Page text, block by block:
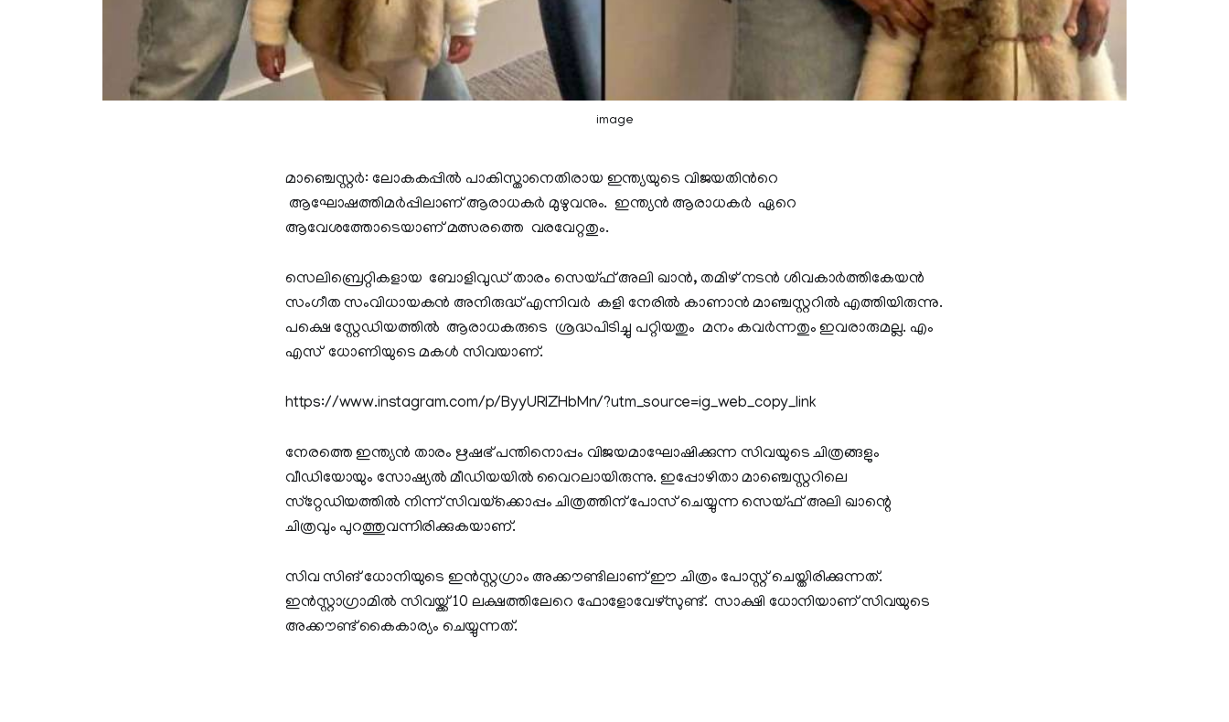
image
മാഞ്ചെസ്റ്റര്‍: ലോകകപ്പില്‍ പാകിസ്താനെതിരായ ഇന്ത്യയുടെ വിജയതിന്‍റെ
ആഘോഷത്തിമർപ്പിലാണ് ആരാധകർ മുഴുവനും. ഇന്ത്യൻ ആരാധകർ ഏറെ
ആവേശത്തോടെയാണ് മത്സരത്തെ വരവേറ്റതും.
സെലിബ്രെറ്റികളായ ബോളിവുഡ് താരം സെയ്ഫ് അലി ഖാന്‍, തമിഴ് നടന്‍ ശിവകാര്‍ത്തികേയന്‍
സംഗീത സംവിധായകന്‍ അനിരുദ്ധ് എന്നിവർ കളി നേരിൽ കാണാൻ മാഞ്ചസ്റ്ററിൽ എത്തിയിരുന്നു.
പക്ഷെ സ്റ്റേഡിയത്തിൽ ആരാധകരുടെ ശ്രദ്ധപിടിച്ചു പറ്റിയതും മനം കവർന്നതും ഇവരാരുമല്ല. എം
എസ് ധോണിയുടെ മകൾ സിവയാണ്.
https://www.instagram.com/p/ByyURlZHbMn/?utm_source=ig_web_copy_link
നേരത്തെ ഇന്ത്യന്‍ താരം ഋഷഭ് പന്തിനൊപ്പം വിജയമാഘോഷിക്കുന്ന സിവയുടെ ചിത്രങ്ങളും
വീഡിയോയും സോഷ്യല്‍ മീഡിയയില്‍ വൈറലായിരുന്നു. ഇപ്പോഴിതാ മാഞ്ചെസ്റ്ററിലെ
സ്‌റ്റേഡിയത്തില്‍ നിന്ന് സിവയ്‌ക്കൊപ്പം ചിത്രത്തിന് പോസ് ചെയ്യുന്ന സെയ്ഫ് അലി ഖാന്റെ
ചിത്രവും പുറത്തുവന്നിരിക്കുകയാണ്.
സിവ സിങ് ധോനിയുടെ ഇന്‍സ്റ്റഗ്രാം അക്കൗണ്ടിലാണ് ഈ ചിത്രം പോസ്റ്റ് ചെയ്തിരിക്കുന്നത്.
ഇന്‍സ്റ്റാഗ്രാമില്‍ സിവയ്ക്ക് 10 ലക്ഷത്തിലേറെ ഫോളോവേഴ്‌സുണ്ട്. സാക്ഷി ധോനിയാണ് സിവയുടെ
അക്കൗണ്ട് കൈകാര്യം ചെയ്യുന്നത്.